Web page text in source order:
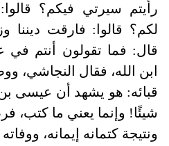
رأيتم سيرتي فيكم؟
لكم؟ قالوا: فارقت
قال: فما تقولون أنتم في
ابن الله، فقال
قبائه: هو يشهد أن عيسى
شيئًا! وإنما يعني ما كتب،
ونتيجة كتمانه إيمانه،